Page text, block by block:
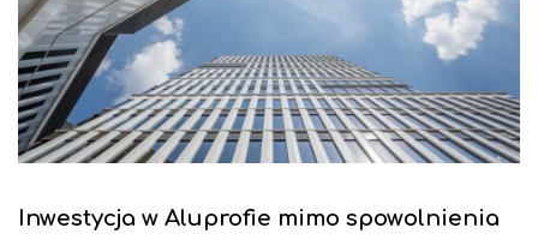
Inwestycja w Aluprofie mimo spowolnienia